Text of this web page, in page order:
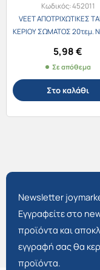
Κωδικός:452011
VEET ΑΠΟΤΡΙΧΩΤΙΚΕΣ
ΚΕΡΙΟΥ ΣΩΜΑΤΟΣ 20τεμ.
5,98€
Σε απόθεμα
Στο καλάθι
Newsletter
Εγγραφείτε στο
προϊόντα και
εγγραφή σας θα
προϊόντα.